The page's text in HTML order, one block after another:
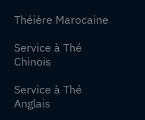
Théière Marocaine
Service à Thé
Chinois
Service à Thé
Anglais